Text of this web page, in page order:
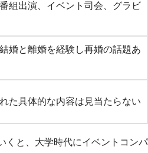
組出演、イベント司会、グラビ
婚と離婚を経験し再婚の話題あ
た具体的な内容は見当たらない
くと、大学時代にイベントコンパ